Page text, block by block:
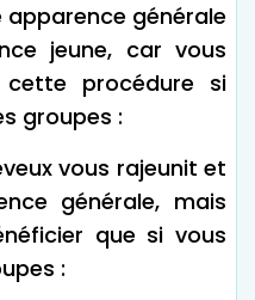
générale
jeune, car vous
procédure si
groupes :
vous rajeunit et
générale, mais
que si vous
: